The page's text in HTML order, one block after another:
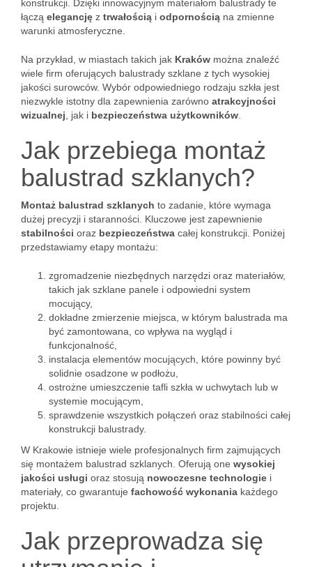
konstrukcji. Dzięki innowacyjnym materiałom balustrady te
łączą elegancję z trwałością i odpornością na zmienne
warunki atmosferyczne.
Na przykład, w miastach takich jak Kraków można znaleźć
wiele firm oferujących balustrady szklane z tych wysokiej
jakości surowców. Wybór odpowiedniego rodzaju szkła jest
niezwykle istotny dla zapewnienia zarówno atrakcyjności
wizualnej , jak i bezpieczeństwa użytkowników
Jak przebiega montaż
balustrad szklanych?
Montaż balustrad szklanych to zadanie, które wymaga
dużej precyzji i staranności. Kluczowe jest zapewnienie
stabilności oraz bezpieczeństwa całej konstrukcji. Poniżej
przedstawiamy etapy montażu:
zgromadzenie niezbędnych narzędzi oraz materiałów,
takich jak szklane panele i odpowiedni system
mocujący,
dokładne zmierzenie miejsca, w którym balustrada ma
być zamontowana, co wpływa na wygląd i
funkcjonalność,
instalacja elementów mocujących, które powinny być
solidnie osadzone w podłożu,
ostrożne umieszczenie tafli szkła w uchwytach lub w
systemie mocującym,
sprawdzenie wszystkich połączeń oraz stabilności całej
konstrukcji balustrady.
W Krakowie istnieje wiele profesjonalnych firm zajmujących
się montażem balustrad szklanych. Oferują one wysokiej
jakości usługi oraz stosują nowoczesne technologie i
materiały, co gwarantuje fachowość wykonania każdego
projektu.
Jak przeprowadza się